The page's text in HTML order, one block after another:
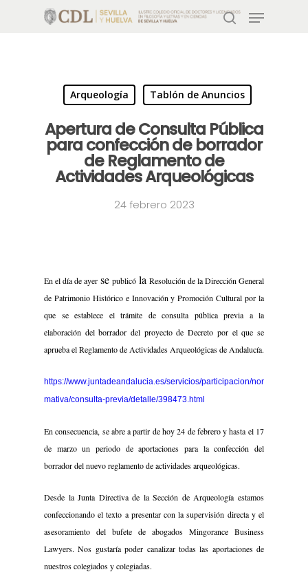
Pulsa enter para buscar o ESC para salir
Arqueología Tablón de Anuncios
Apertura de Consulta Pública
para confección de borrador
de Reglamento de
Actividades Arqueológicas
24 febrero 2023
En el día de ayer se publicó la Resolución de la Dirección General
de Patrimonio Histórico e Innovación y Promoción Cultural por la
que se establece el trámite de consulta pública previa a la
elaboración del borrador del proyecto de Decreto por el que se
aprueba el Reglamento de Actividades Arqueológicas de Andalucía.
https://www.juntadeandalucia.es/servicios/participacion/nor
mativa/consulta-previa/detalle/398473.html
En consecuencia, se abre a partir de hoy 24 de febrero y hasta el 17
de marzo un periodo de aportaciones para la confección del
borrador del nuevo reglamento de actividades arqueológicas.
Desde la Junta Directiva de la Sección de Arqueología estamos
confeccionando el texto a presentar con la supervisión directa y el
asesoramiento del bufete de abogados Mingorance Business
Lawyers. Nos gustaría poder canalizar todas las aportaciones de
nuestros colegiados y colegiadas.